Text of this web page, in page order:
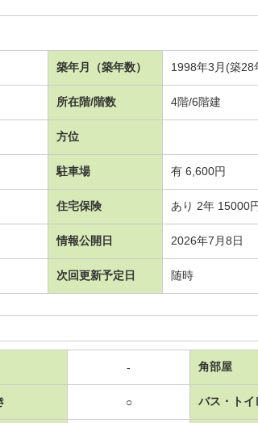
築年月（築年数） 1998年3月(築28
所在階/階数 4階/6階建
方位
駐車場 有 6,600円
住宅保険 あり 2年 15000
情報公開日 2026年7月8日
次回更新予定日 随時
- 角部屋
○ バス・トイ